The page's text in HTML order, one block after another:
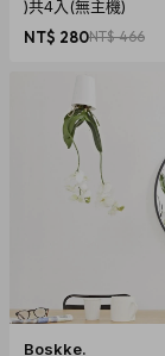
)共4入(無主機)
NT$ 280NT$ 466
Boskke.